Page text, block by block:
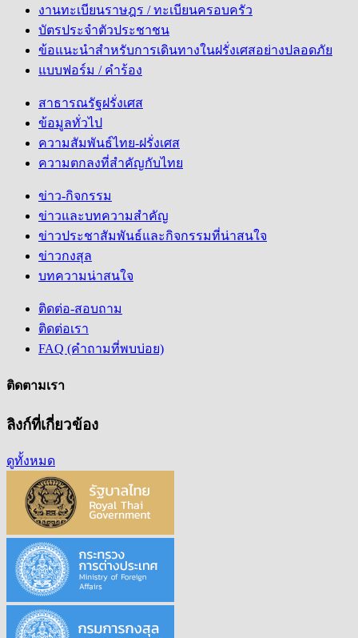
งานทะเบียนราษฎร / ทะเบียนครอบครัว
บัตรประจำตัวประชาชน
ข้อแนะนำสำหรับการเดินทางในฝรั่งเศสอย่างปลอดภัย
แบบฟอร์ม / คำร้อง
สาธารณรัฐฝรั่งเศส
ข้อมูลทั่วไป
ความสัมพันธ์ไทย-ฝรั่งเศส
ความตกลงที่สำคัญกับไทย
ข่าว-กิจกรรม
ข่าวและบทความสำคัญ
ข่าวประชาสัมพันธ์และกิจกรรมที่น่าสนใจ
ข่าวกงสุล
บทความน่าสนใจ
ติดต่อ-สอบถาม
ติดต่อเรา
FAQ (คำถามที่พบบ่อย)
ติดตามเรา
ลิงก์ที่เกี่ยวข้อง
ดูทั้งหมด